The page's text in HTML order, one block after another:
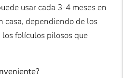
usar cada 3-4 meses en
casa, dependiendo de los
folículos pilosos que